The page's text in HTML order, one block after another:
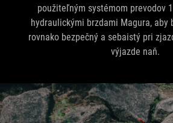
použiteľným systémom prevodov
hydraulickými brzdami Magura, aby
rovnako bezpečný a sebaistý pri
výjazde naň.